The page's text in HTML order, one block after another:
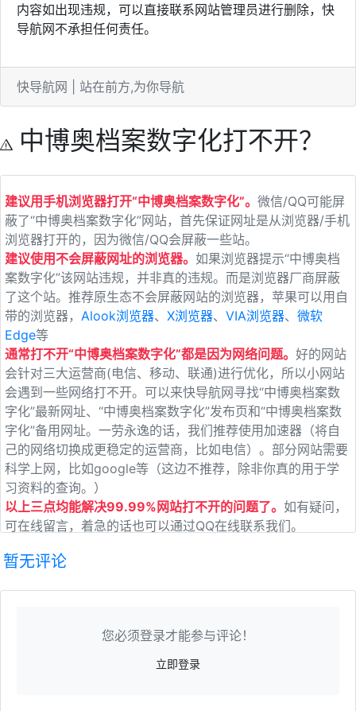
内容如出现违规，可以直接联系网站管理员进行删除，快
导航网不承担任何责任。
快导航网 | 站在前方,为你导航
中博奥档案数字化打不开？
建议用手机浏览器打开“中博奥档案数字化”。 微信/QQ可能屏
蔽了“中博奥档案数字化”网站，首先保证网址是从浏览器/手机
浏览器打开的，因为微信/QQ会屏蔽一些站。
建议使用不会屏蔽网址的浏览器。 如果浏览器提示“中博奥档
案数字化”该网站违规，并非真的违规。而是浏览器厂商屏蔽
了这个站。推荐原生态不会屏蔽网站的浏览器，苹果可以用自
带的浏览器， Alook浏览器、 X浏览器、 VIA浏览器、 微软
Edge等
通常打不开“中博奥档案数字化”都是因为网络问题。 好的网站
会针对三大运营商(电信、移动、联通)进行优化，所以小网站
会遇到一些网络打不开。可以来快导航网寻找“中博奥档案数
字化”最新网址、“中博奥档案数字化”发布页和“中博奥档案数
字化”备用网址。一劳永逸的话，我们推荐使用加速器（将自
己的网络切换成更稳定的运营商，比如电信）。部分网站需要
科学上网，比如google等（这边不推荐，除非你真的用于学
习资料的查询。）
以上三点均能解决99.99%网站打不开的问题了。 如有疑问，
可在线留言，着急的话也可以通过QQ在线联系我们。
暂无评论
您必须登录才能参与评论！
立即登录